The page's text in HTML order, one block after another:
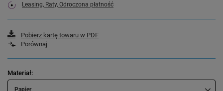
Leasing, Raty, Odroczona płatność
Pobierz kartę towaru w PDF
Porównaj
Materiał
Papier